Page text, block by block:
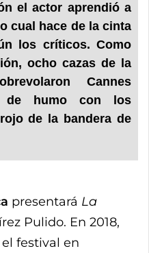
el actor aprendió a
cual hace de la cinta
los críticos. Como
ocho cazas de la
Cannes
de humo con los
de la bandera de
presentará La
Pulido. En 2018,
festival en